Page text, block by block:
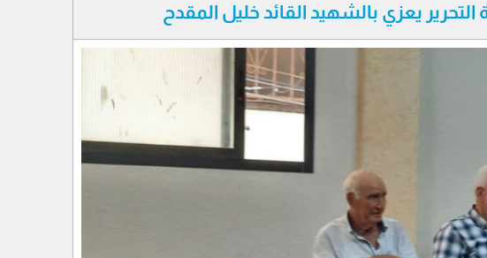
يعزي بالشهيد القائد خليل المقدح